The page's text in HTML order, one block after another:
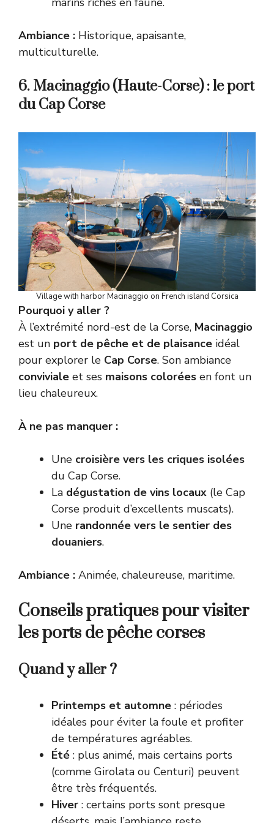
Ambiance : Historique, apaisante,
multiculturelle.
6. Macinaggio (Haute-Corse) : le port
du Cap Corse
Village with harbor Macinaggio on French island Corsica
Pourquoi y aller ?
À l’extrémité nord-est de la Corse, Macinaggio
est un port de pêche et de plaisance idéal
pour explorer le Cap Corse. Son ambiance
conviviale et ses maisons colorées en font un
lieu chaleureux.
À ne pas manquer :
Une croisière vers les criques isolées
du Cap Corse.
La dégustation de vins locaux (le Cap
Corse produit d’excellents muscats).
Une randonnée vers le sentier des
douaniers.
Ambiance : Animée, chaleureuse, maritime.
Conseils pratiques pour visiter
les ports de pêche corses
Quand y aller ?
Printemps et automne : périodes
idéales pour éviter la foule et profiter
de températures agréables.
Été : plus animé, mais certains ports
(comme Girolata ou Centuri) peuvent
être très fréquentés.
Hiver : certains ports sont presque